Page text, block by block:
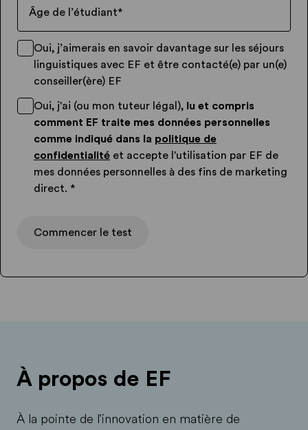
Âge de l’étudiant*
Oui, j’aimerais en savoir davantage sur les séjours
linguistiques avec EF et être contacté(e) par un(e)
conseiller(ère) EF
Oui, j'ai (ou mon tuteur légal), lu et compris
comment EF traite mes données personnelles
comme indiqué dans la politique de
confidentialité et accepte l'utilisation par EF de
mes données personnelles à des fins de marketing
direct. *
Commencer le test
À propos de EF
À la pointe de l'innovation en matière de